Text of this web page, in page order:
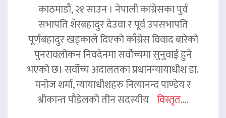
काठमाडौं, २१ साउन । नेपाली कांग्रेसका पुर्व
सभापति शेरबहादुर देउवा र पूर्व उपसभापति
पूर्णबहादुर खड्काले दिएको काँग्रेस विवाद बारेको
पुनरावलोकन निवदेनमा सर्वोच्चमा सुनुवाई हुने
भएको छ। सर्वोच्च अदालतका प्रधानन्यायाधीश डा.
मनोज शर्मा, न्यायाधीशहरु नित्यानन्द पाण्डेय र
श्रीकान्त पौडेलको तीन सदस्यीय विस्तृत....